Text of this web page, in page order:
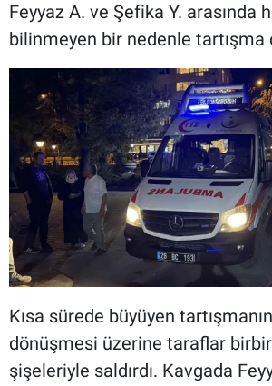
Feyyaz A. ve Şefika Y. arasında
bilinmeyen bir nedenle tartışma
Kısa sürede büyüyen
dönüşmesi üzerine taraflar
şişeleriyle saldırdı. Kavgada